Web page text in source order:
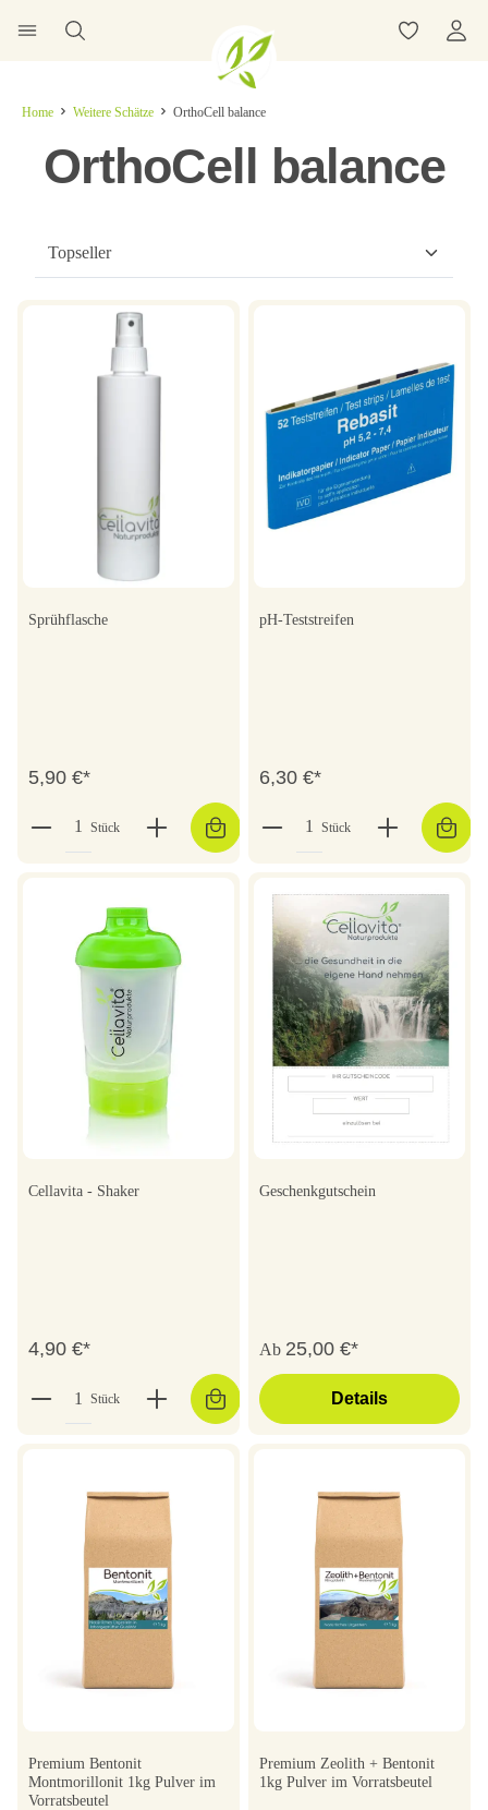
Home Weitere Schätze OrthoCell balance
OrthoCell balance
Sprühflasche
5,90 €*
Stück
pH-Teststreifen
6,30 €*
Stück
Cellavita - Shaker
4,90 €*
Stück
Geschenkgutschein
Ab 25,00 €*
Details
Premium Bentonit
Montmorillonit 1kg Pulver im
Vorratsbeutel
Premium Zeolith + Bentonit
1kg Pulver im Vorratsbeutel